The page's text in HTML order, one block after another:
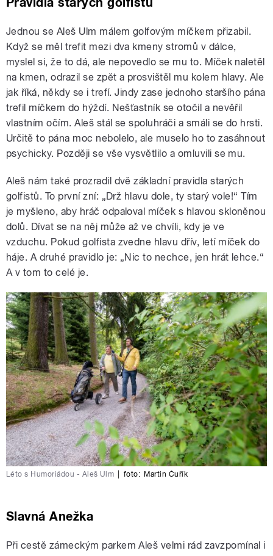
Jednou se Aleš Ulm málem golfovým míčkem přizabil.
Když se měl trefit mezi dva kmeny stromů v dálce,
myslel si, že to dá, ale nepovedlo se mu to. Míček naletěl
na kmen, odrazil se zpět a prosvištěl mu kolem hlavy. Ale
jak říká, někdy se i trefí. Jindy zase jednoho staršího pána
trefil míčkem do hýždí. Nešťastník se otočil a nevěřil
vlastním očím. Aleš stál se spoluhráči a smáli se do hrsti.
Určitě to pána moc nebolelo, ale muselo ho to zasáhnout
psychicky. Později se vše vysvětlilo a omluvili se mu.
Aleš nám také prozradil dvě základní pravidla starých
golfistů. To první zní: „Drž hlavu dole, ty starý vole!“ Tím
je myšleno, aby hráč odpaloval míček s hlavou skloněnou
dolů. Dívat se na něj může až ve chvíli, kdy je ve
vzduchu. Pokud golfista zvedne hlavu dřív, letí míček do
háje. A druhé pravidlo je: „Nic to nechce, jen hrát lehce.“
A v tom to celé je.
Léto s Humoriádou - Aleš Ulm foto: Martin Čuřík
Slavná Anežka
Při cestě zámeckým parkem Aleš velmi rád zavzpomínal i